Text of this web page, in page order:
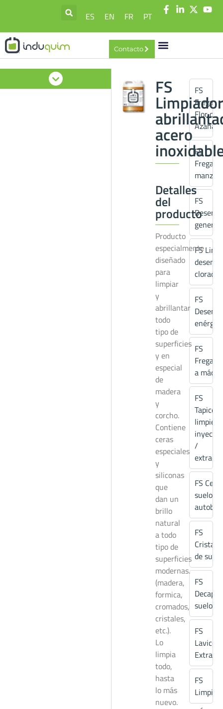
ES EN FR PT
Contacto
FS
Flor de
Azahar
FS
FS
general
FS
clorado
FS
FS
a
FS
limpieza
/
FS Cera
suelos
FS
de
FS
suelos
FS
Lavicera
Extra
FS
FS
acero
Detalles
del
producto
Producto
especialmente
diseñado
para
limpiar
y
abrillantar
todo
tipo de
superficies
y en
especial
de
madera
y
corcho.
Contiene
ceras
especiales
y
siliconas
que
dan un
brillo
natural
a todo
tipo de
superficies
modernas.
(madera,
formica,
cromados,
cristales,
etc.).
Lo
limpia
todo,
hasta
lo más
nuevo.